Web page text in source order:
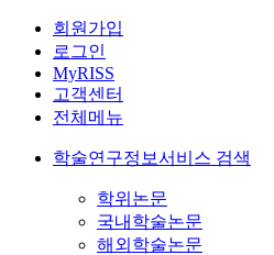
회원가입
로그인
MyRISS
고객센터
전체메뉴
학술연구정보서비스 검색
학위논문
국내학술논문
해외학술논문